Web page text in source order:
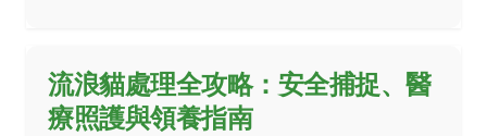
流浪貓處理全攻略：安全捕捉、醫
療照護與領養指南